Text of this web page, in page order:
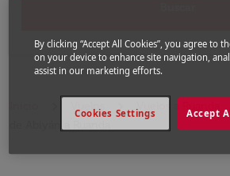
Vuelos Vuelos a Ruanda
By clicking “Accept All Cookies”, you agree to
on your device to enhance site navigation,
assist in our marketing efforts.
Accept
Cookies Settings